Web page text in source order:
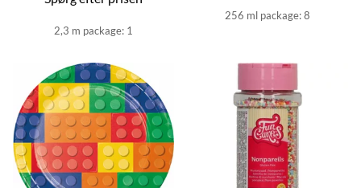
2,3 m package: 1
256 ml package: 8